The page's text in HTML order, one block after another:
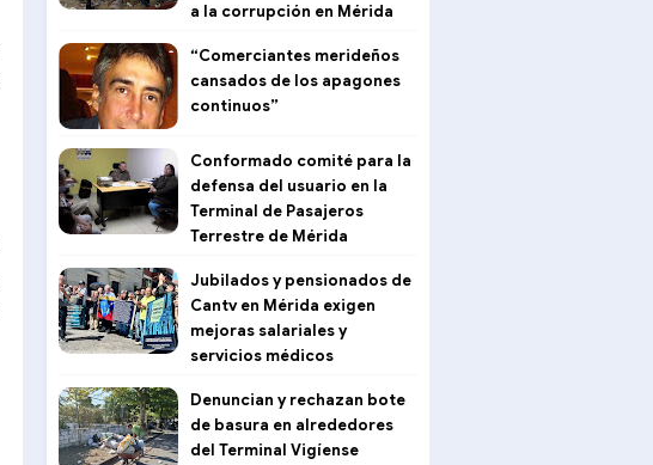
a la corrupción en Mérida
“Comerciantes merideños
cansados de los apagones
continuos”
Conformado comité para la
defensa del usuario en la
Terminal de Pasajeros
Terrestre de Mérida
Jubilados y pensionados de
Cantv en Mérida exigen
mejoras salariales y
servicios médicos
Denuncian y rechazan bote
de basura en alrededores
del Terminal Vigíense